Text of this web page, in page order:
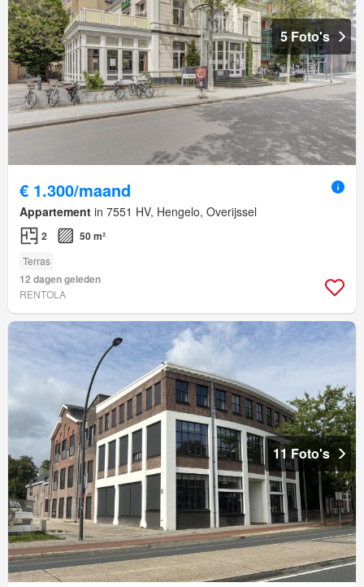
5 Foto's
€ 1.300/maand
Appartement in 7551 HV, Hengelo, Overijssel
2 50 m²
Terras
12 dagen geleden
RENTOLA
11 Foto's